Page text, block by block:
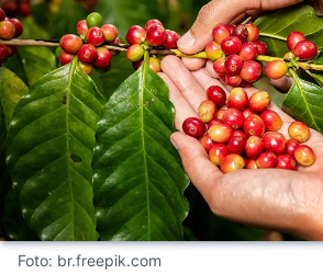
Foto: br.freepik.com